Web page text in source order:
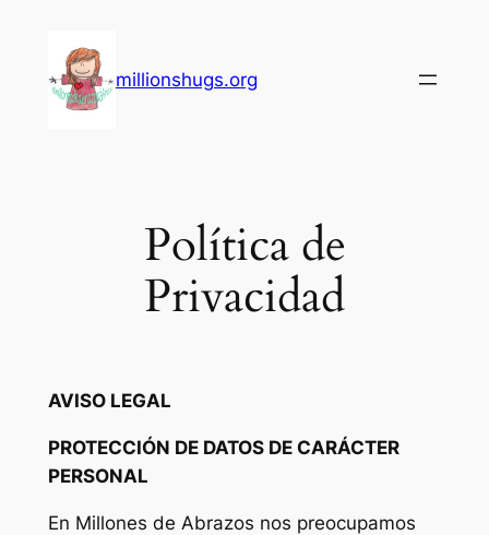
contenido
millionshugs.org
Política de
Privacidad
AVISO LEGAL
PROTECCIÓN DE DATOS DE CARÁCTER
PERSONAL
En Millones de Abrazos nos preocupamos